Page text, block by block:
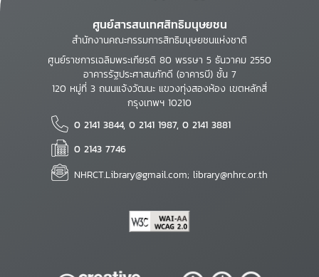
ศูนย์สารสนเทศสิทธิมนุษยชน
สำนักงานคณะกรรมการสิทธิมนุษยชนแห่งชาติ
ศูนย์ราชการเฉลิมพระเกียรติ 80 พรรษา 5 ธันวาคม 2550
อาคารรัฐประศาสนภักดี (อาคารบี) ชั้น 7
120 หมู่ที่ 3 ถนนแจ้งวัฒนะ แขวงทุ่งสองห้อง เขตหลักสี่
กรุงเทพฯ 10210
0 2141 3844, 0 2141 1987, 0 2141 3881
0 2143 7746
NHRCT.Library@gmail.com; library@nhrc.or.th